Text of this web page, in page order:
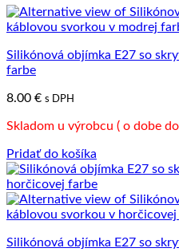
Silikónová objímka E27 so
farbe
8.00 € s DPH
Skladom u výrobcu ( o dobe
Pridať do košíka
Silikónová objímka E27 so